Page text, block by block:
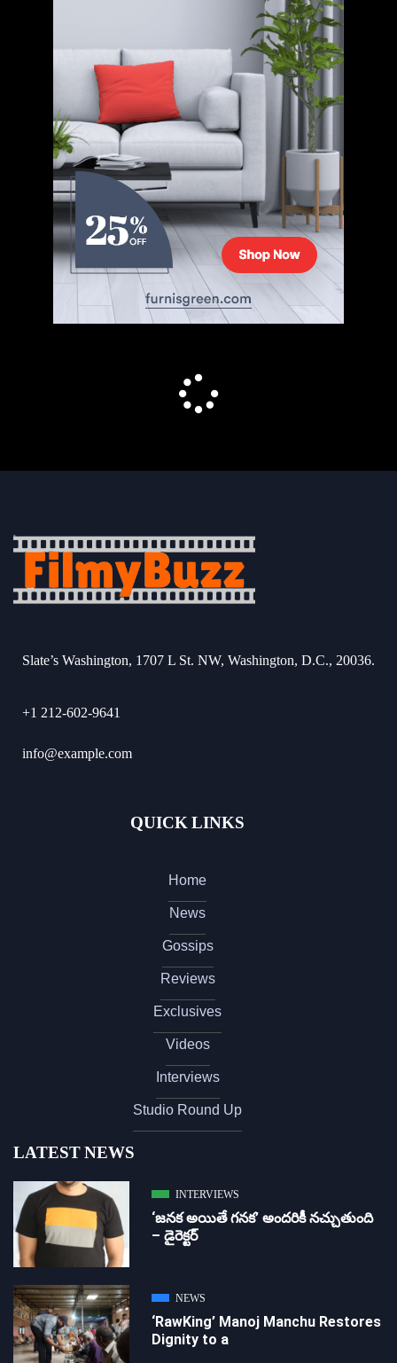
Slate’s Washington, 1707 L St. NW, Washington, D.C., 20036.
+1 212-602-9641
info@example.com
QUICK LINKS
Home
News
Gossips
Reviews
Exclusives
Videos
Interviews
Studio Round Up
LATEST NEWS
INTERVIEWS
‘జ‌న‌క అయితే గ‌న‌క‌’ అందరికీ నచ్చుతుంది
– డైరెక్ట‌ర్
NEWS
‘RawKing’ Manoj Manchu Restores
Dignity to a